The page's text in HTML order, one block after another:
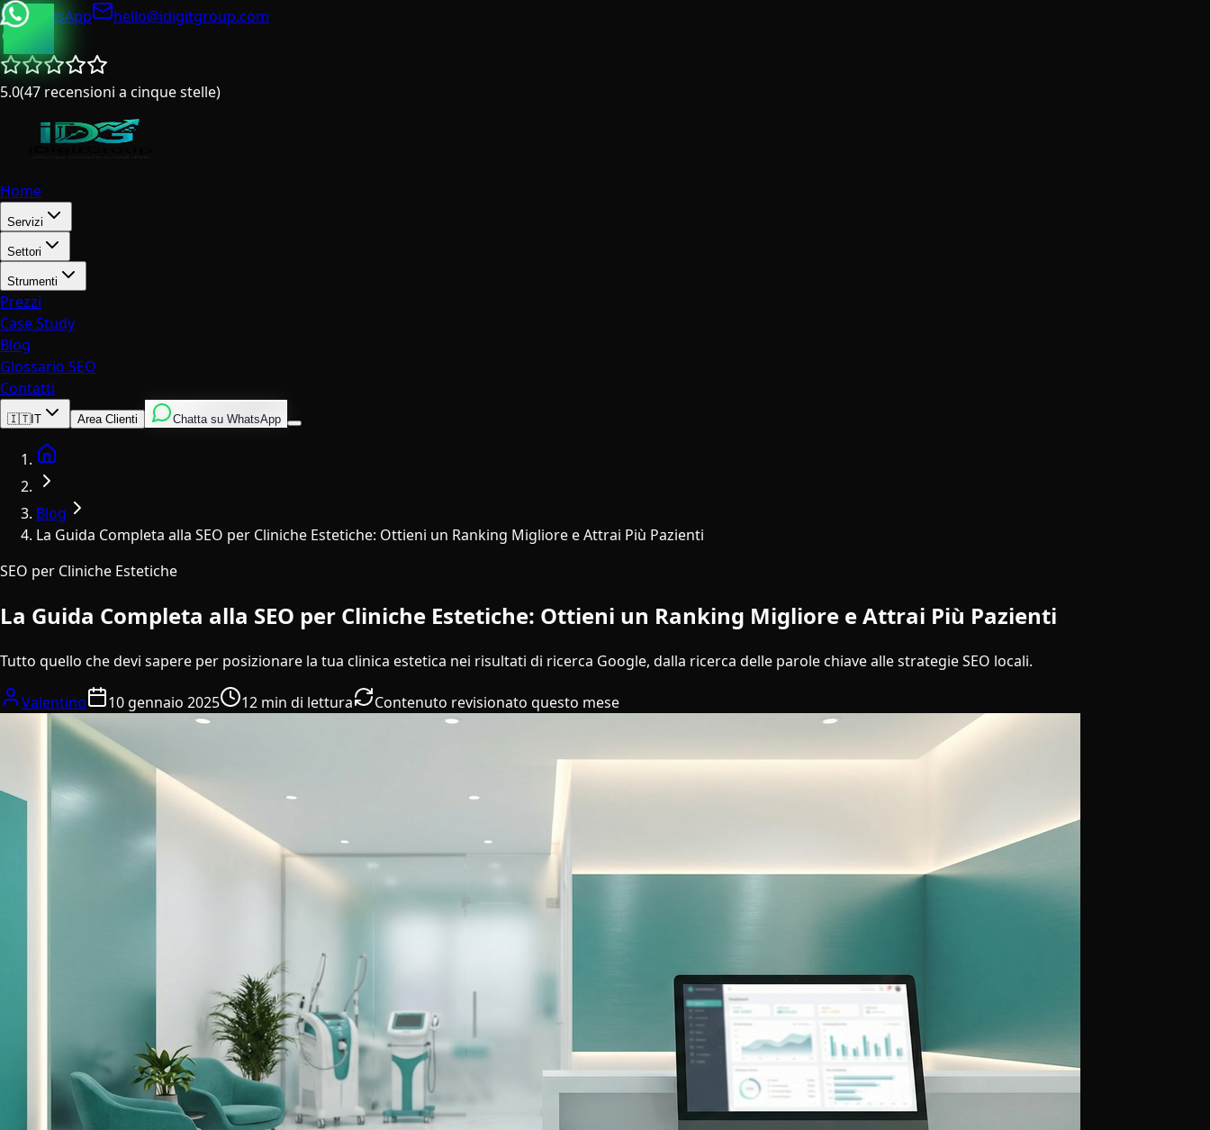
WhatsApp
hello@idigitgroup.com
5.0(47 recensioni a cinque stelle)
Home
Servizi
Settori
Strumenti
Prezzi
Case Study
Blog
Glossario SEO
Contatti
IngleseItalianoSpagnolo
🇮🇹IT Area Clienti Chatta su WhatsApp
Blog
La Guida Completa alla SEO per Cliniche Estetiche: Ottieni un Ranking Migliore e Attrai Più Pazienti
SEO per Cliniche Estetiche
La Guida Completa alla SEO per Cliniche Estetiche: Ottieni un Ranking Migliore e Attrai Più Pazienti
Tutto quello che devi sapere per posizionare la tua clinica estetica nei risultati di ricerca Google, dalla ricerca delle parole chiave alle strategie SEO locali.
Valentino 10 gennaio 2025 12 min di lettura Contenuto revisionato questo mese